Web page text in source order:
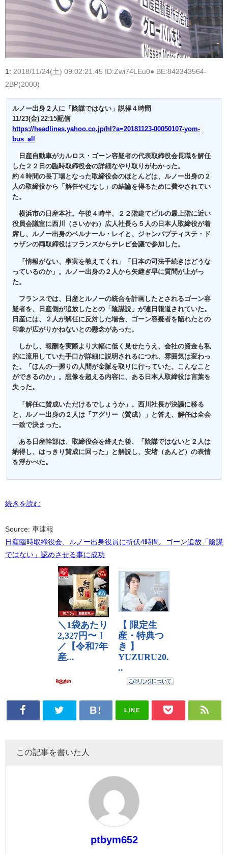
1: 2018/11/24(土) 09:02:21.45 ID:Zwi74LEu0● BE:842343564-
2BP(2000)
ルノー出身２人に「陰謀ではない」説得４時間
11/23(金) 22:15配信
https://headlines.yahoo.co.jp/hl?a=20181123-00050107-yom-
bus_all
日産自動車がカルロス・ゴーン容疑者の代表取締役会長職を解任
した２２日の臨時取締役会の詳細なやり取りがわかった。
約４時間の長丁場となった取締役会のほとんどは、ルノー出身の２
人の取締役から「解任やむなし」の結論を得るために費やされてい
た。
横浜市の日産本社。午後４時半、２２階建てビルの最上階に近い
役員会議室に西川（さいかわ）広人社長ら５人の日本人取締役が着
席し、ルノー出身のベルナール・レイと、ジャンバプティステ・ド
ゥザンの両取締役はフランスからテレビ会議で参加した。
「情報がない、事実を教えてくれ」「日本の司法手続きはどうな
っているのか」。ルノー出身の２人から矢継ぎ早に質問が上がっ
た。
フランスでは、日産とルノーの統合を計画したとされるゴーン容
疑者を、日産側が追放したとの「陰謀説」が連日報道されていた。
日産には、２人が解任に反対した場合、ゴーン容疑者を陥れたとの
印象が広がりかねないとの懸念があった。
しかし、報酬を実際より大幅に低く見せたうえ、会社の資金も私
的に流用していた手口が詳細に説明されるにつれ、雰囲気は変わっ
た。「ほんの一握りの人間が金脈を取りに行っていた。こんなこと
ができるのか」。想像を超える内容に、ある日本人取締役は言葉を
失った。
「解任に賛成いただけるでしょうか」。西川社長が決議に移る
と、ルノー出身の２人は「アグリー（賛成）」と答え、解任は全会
一致で決まった。
ある日産幹部は、取締役会を終えた後、「陰謀ではないと２人は
納得し、はっきり賛成に回った」と解説し、安堵（あんど）の表情
を浮かべた。
続きを読む
Source: 車速報
日産臨時取締役会、ルノー出身役員に折伏4時間。ゴーン追放「陰謀
ではない」認めさせる事に成功
LINE
この記事を書いた人
ptbym652